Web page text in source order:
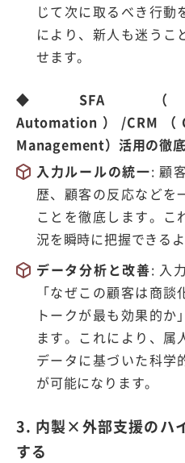
じて次に取るべき行動
により、新人も迷うこ
せます。
◆SFA（
Automation）/CRM（
Management）活用の徹底
入力ルールの統一:顧
歴、顧客の反応などを
ことを徹底します。こ
況を瞬時に把握できる
データ分析と改善: 入
「なぜこの顧客は商
トークが最も効果的か
ます。これにより、属
データに基づいた科学
が可能になります。
3. 内製×外部支援のハ
する